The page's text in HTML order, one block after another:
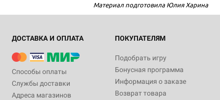
Материал подготовила Юлия Харина
ДОСТАВКА И ОПЛАТА
Способы оплаты
Службы доставки
Адреса магазинов
ПОКУПАТЕЛЯМ
Подобрать игру
Бонусная программа
Информация о заказе
Возврат товара